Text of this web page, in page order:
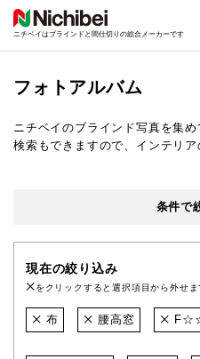
ニチベイはブラインドと間仕切りの総合メーカーです
フォトアルバム
ニチベイのブラインド写真を集め
検索もできますので、インテリア
条件で
現在の絞り込み
をクリックすると選択項目から外せま
布 腰高窓